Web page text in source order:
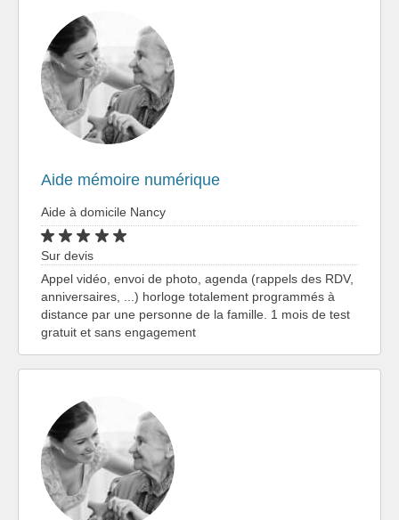
Aide mémoire numérique
Aide à domicile Nancy
Sur devis
Appel vidéo, envoi de photo, agenda (rappels des RDV,
anniversaires, ...) horloge totalement programmés à
distance par une personne de la famille. 1 mois de test
gratuit et sans engagement